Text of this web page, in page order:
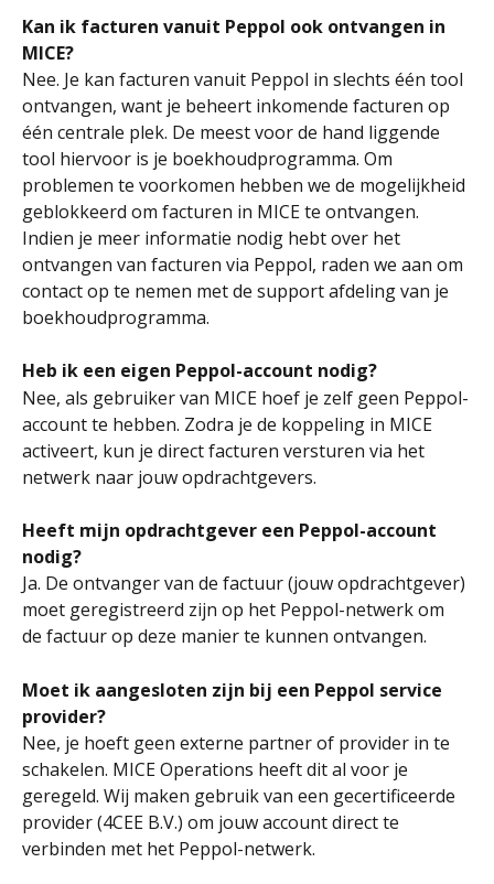
Kan ik facturen vanuit Peppol ook ontvangen in
MICE?
Nee. Je kan facturen vanuit Peppol in slechts één tool
ontvangen, want je beheert inkomende facturen op
één centrale plek. De meest voor de hand liggende
tool hiervoor is je boekhoudprogramma. Om
problemen te voorkomen hebben we de mogelijkheid
geblokkeerd om facturen in MICE te ontvangen.
Indien je meer informatie nodig hebt over het
ontvangen van facturen via Peppol, raden we aan om
contact op te nemen met de support afdeling van je
boekhoudprogramma.
Heb ik een eigen Peppol-account nodig?
Nee, als gebruiker van MICE hoef je zelf geen Peppol-
account te hebben. Zodra je de koppeling in MICE
activeert, kun je direct facturen versturen via het
netwerk naar jouw opdrachtgevers.
Heeft mijn opdrachtgever een Peppol-account
nodig?
Ja. De ontvanger van de factuur (jouw opdrachtgever)
moet geregistreerd zijn op het Peppol-netwerk om
de factuur op deze manier te kunnen ontvangen.
Moet ik aangesloten zijn bij een Peppol service
provider?
Nee, je hoeft geen externe partner of provider in te
schakelen. MICE Operations heeft dit al voor je
geregeld. Wij maken gebruik van een gecertificeerde
provider (4CEE B.V.) om jouw account direct te
verbinden met het Peppol-netwerk.